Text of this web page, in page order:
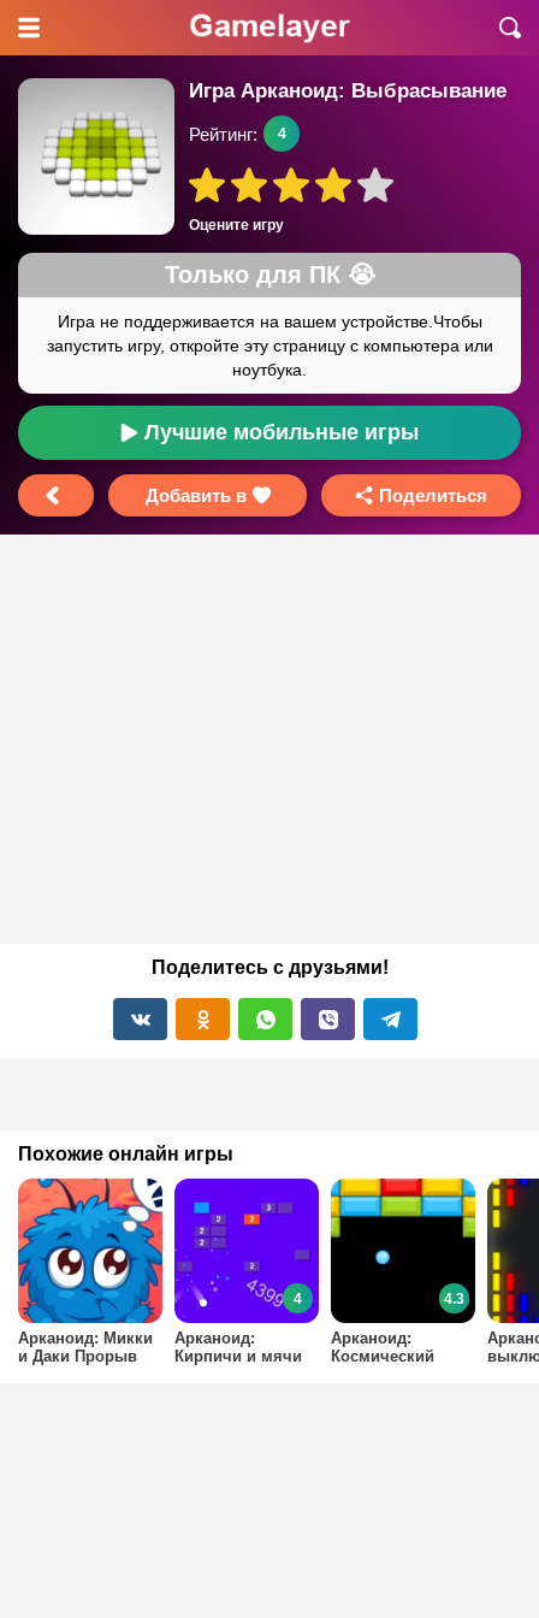
Игра Арканоид: Выбрасывание
Оцените игру
Рейтинг: 4
Лучшие мобильные игры
Добавить в Поделиться
Поделитесь с друзьями!
Похожие онлайн игры
Арканоид: Микки
и Даки Прорыв
Арканоид:
Кирпичи и мячи
4
Арканоид:
Космический
4.3